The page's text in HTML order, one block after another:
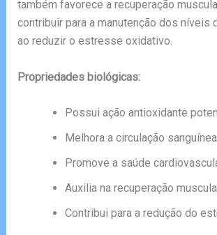
também favorece a recuperação
contribuir para a manutenção dos níveis
ao reduzir o estresse oxidativo.
Propriedades biológicas:
Possui ação antioxidante
Melhora a circulação sanguínea
Promove a saúde
Auxilia na recuperação
Contribui para a redução do